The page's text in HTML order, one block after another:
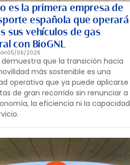
es la primera empresa de
española que operará
sus vehículos de gas
con BioGNL
05/06/2026
demuestra que la transición hacia
más sostenible es una
operativa que ya puede aplicarse
de gran recorrido sin renunciar a
la eficiencia ni la capacidad